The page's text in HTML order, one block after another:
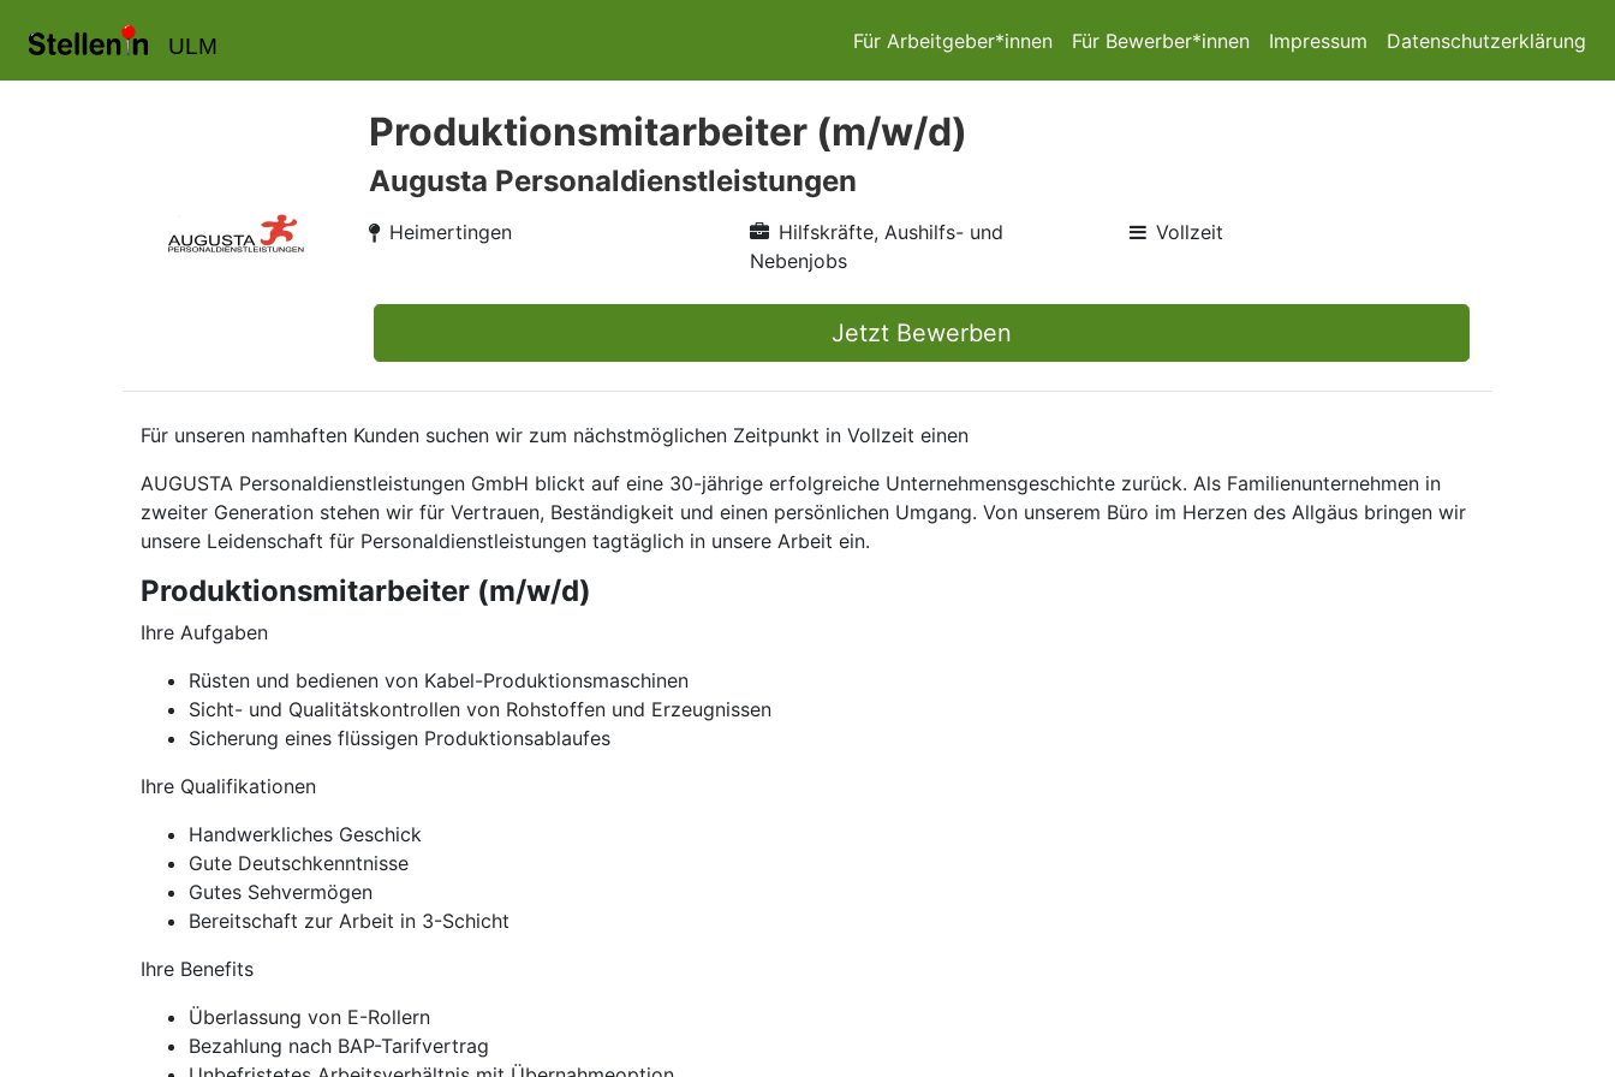
ULM Für Arbeitgeber*innen Für Bewerber*innen Impressum Datenschutzerklärung
Produktionsmitarbeiter (m/w/d)
Augusta Personaldienstleistungen
Heimertingen
Hilfskräfte, Aushilfs- und
Nebenjobs
Vollzeit
Jetzt Bewerben
Für unseren namhaften Kunden suchen wir zum nächstmöglichen Zeitpunkt in Vollzeit einen
AUGUSTA Personaldienstleistungen GmbH blickt auf eine 30-jährige erfolgreiche Unternehmensgeschichte zurück. Als Familienunternehmen in
zweiter Generation stehen wir für Vertrauen, Beständigkeit und einen persönlichen Umgang. Von unserem Büro im Herzen des Allgäus bringen wir
unsere Leidenschaft für Personaldienstleistungen tagtäglich in unsere Arbeit ein.
Produktionsmitarbeiter (m/w/d)
Ihre Aufgaben
Rüsten und bedienen von Kabel-Produktionsmaschinen
Sicht- und Qualitätskontrollen von Rohstoffen und Erzeugnissen
Sicherung eines flüssigen Produktionsablaufes
Ihre Qualifikationen
Handwerkliches Geschick
Gute Deutschkenntnisse
Gutes Sehvermögen
Bereitschaft zur Arbeit in 3-Schicht
Ihre Benefits
Überlassung von E-Rollern
Bezahlung nach BAP-Tarifvertrag